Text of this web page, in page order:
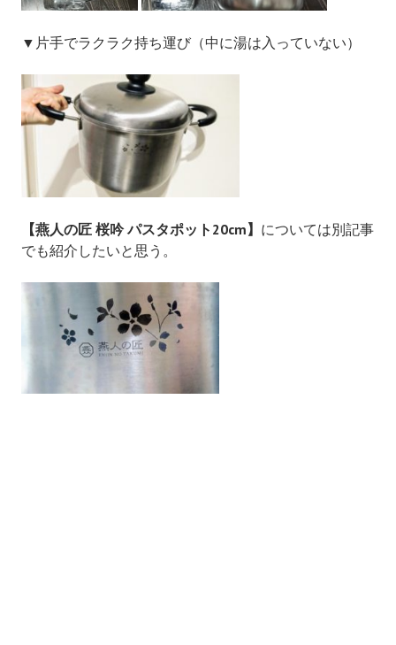
▼片手でラクラク持ち運び（中に湯は入っていない）
【燕人の匠 桜吟 パスタポット20cm】 については別記事
でも紹介したいと思う。